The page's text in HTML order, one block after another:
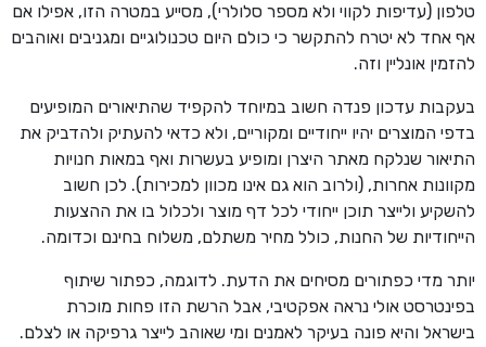
טלפון (עדיפות לקווי ולא מספר סלולרי), מסייע במטרה הזו, אפילו אם
אף אחד לא יטרח להתקשר כי כולם היום טכנולוגיים ומגניבים ואוהבים
להזמין אונליין וזה.
בעקבות עדכון פנדה חשוב במיוחד להקפיד שהתיאורים המופיעים
בדפי המוצרים יהיו ייחודיים ומקוריים, ולא כדאי להעתיק ולהדביק את
התיאור שנלקח מאתר היצרן ומופיע בעשרות ואף במאות חנויות
מקוונות אחרות, (ולרוב הוא גם אינו מכוון למכירות). לכן חשוב
להשקיע ולייצר תוכן ייחודי לכל דף מוצר ולכלול בו את ההצעות
הייחודיות של החנות, כולל מחיר משתלם, משלוח בחינם וכדומה.
יותר מדי כפתורים מסיחים את הדעת. לדוגמה, כפתור שיתוף
בפינטרסט אולי נראה אפקטיבי, אבל הרשת הזו פחות מוכרת
בישראל והיא פונה בעיקר לאמנים ומי שאוהב לייצר גרפיקה או לצלם.